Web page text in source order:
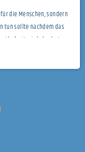
die Menschen, sondern
tun sollte nachdem das
befreit wird, das hat
im Gespräch